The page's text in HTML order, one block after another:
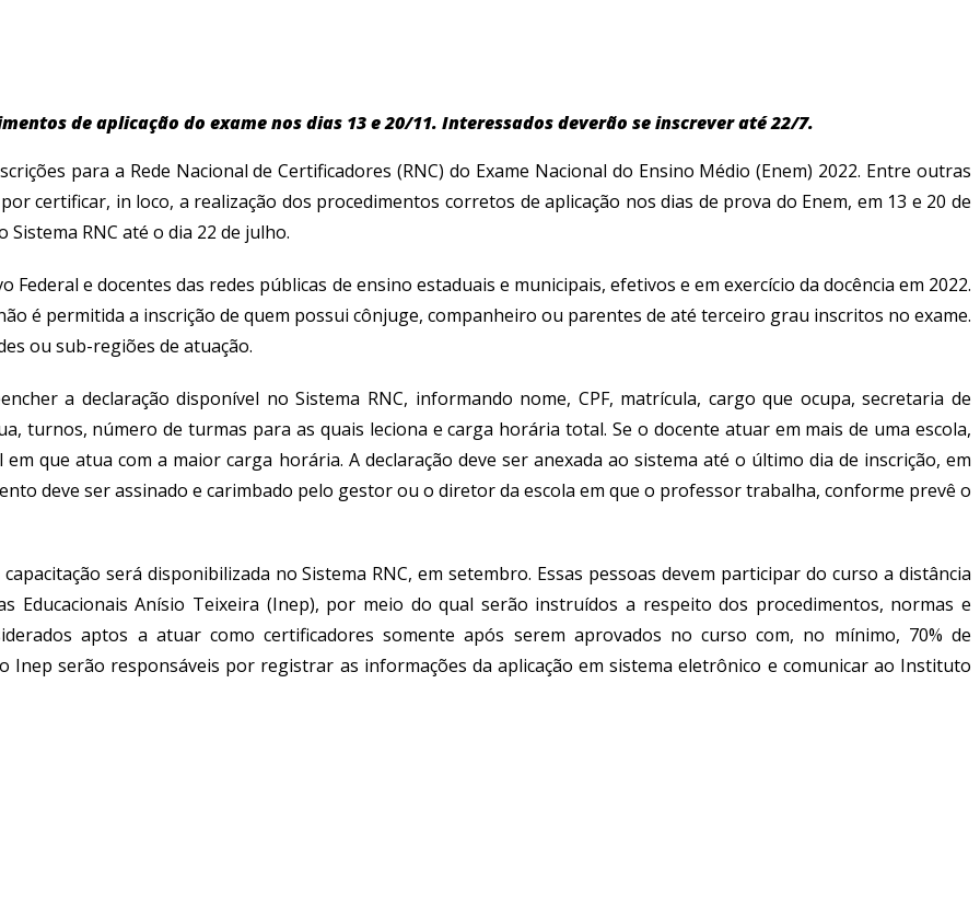
de aplicação do exame nos dias 13 e 20/11. Interessados deverão se inscrever até 22/7.
para a Rede Nacional de Certificadores (RNC) do Exame Nacional do Ensino Médio (Enem) 2022. Entre outras
certificar, in loco, a realização dos procedimentos corretos de aplicação nos dias de prova do Enem, em 13 e 20 de
RNC até o dia 22 de julho.
e docentes das redes públicas de ensino estaduais e municipais, efetivos e em exercício da docência em 2022.
é permitida a inscrição de quem possui cônjuge, companheiro ou parentes de até terceiro grau inscritos no exame.
ou sub-regiões de atuação.
a declaração disponível no Sistema RNC, informando nome, CPF, matrícula, cargo que ocupa, secretaria de
turnos, número de turmas para as quais leciona e carga horária total. Se o docente atuar em mais de uma escola,
que atua com a maior carga horária. A declaração deve ser anexada ao sistema até o último dia de inscrição, em
deve ser assinado e carimbado pelo gestor ou o diretor da escola em que o professor trabalha, conforme prevê o
será disponibilizada no Sistema RNC, em setembro. Essas pessoas devem participar do curso a distância
Educacionais Anísio Teixeira (Inep), por meio do qual serão instruídos a respeito dos procedimentos, normas e
aptos a atuar como certificadores somente após serem aprovados no curso com, no mínimo, 70% de
Inep serão responsáveis por registrar as informações da aplicação em sistema eletrônico e comunicar ao Instituto